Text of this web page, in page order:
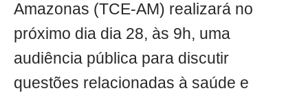
Amazonas (TCE-AM) realizará no
próximo dia dia 28, às 9h, uma
audiência pública para discutir
questões relacionadas à saúde e